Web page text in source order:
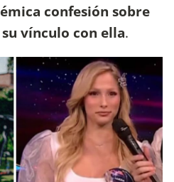
confesión sobre
vínculo con ella.